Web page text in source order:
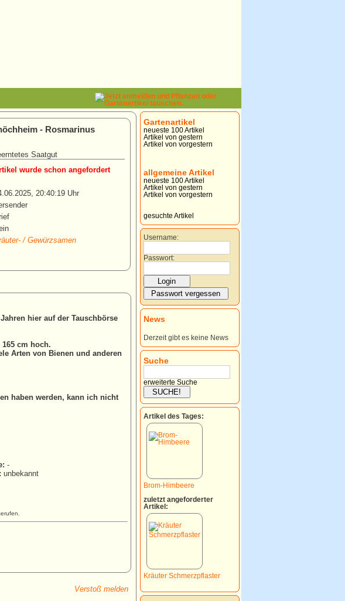
- Rosmarinus
Saatgut
wurde schon angefordert
20:40:19 Uhr
/ Gewürzsamen
hier auf der Tauschbörse
cm hoch.
Arten von Bienen und anderen
haben werden, kann ich nicht
-
unbekannt
Verstoß melden
Gartenartikel
neueste 100 Artikel
Artikel von gestern
Artikel von vorgestern
allgemeine Artikel
neueste 100 Artikel
Artikel von gestern
Artikel von vorgestern
gesuchte Artikel
Username:
Passwort:
News
Derzeit gibt es keine News
Suche
erweiterte Suche
Artikel des Tages:
Brom-Himbeere
zuletzt angeforderter
Artikel:
Kräuter Schmerzpflaster